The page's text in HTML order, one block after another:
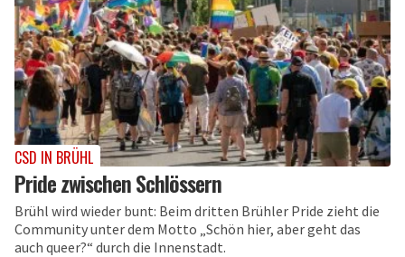
CSD IN BRÜHL
Pride zwischen Schlössern
Brühl wird wieder bunt: Beim dritten Brühler Pride zieht die
Community unter dem Motto „Schön hier, aber geht das
auch queer?“ durch die Innenstadt.